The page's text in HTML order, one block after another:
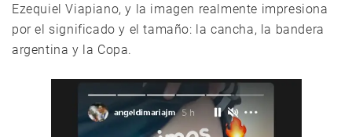
Ezequiel Viapiano, y la imagen realmente impresiona
por el significado y el tamaño: la cancha, la bandera
argentina y la Copa.